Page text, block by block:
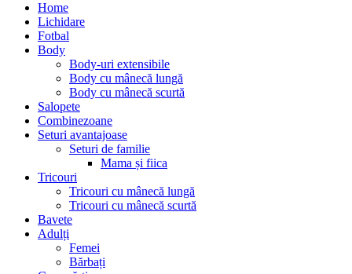
Home
Lichidare
Fotbal
Body
Body-uri extensibile
Body cu mânecă lungă
Body cu mânecă scurtă
Salopete
Combinezoane
Seturi avantajoase
Seturi de familie
Mama și fiica
Tricouri
Tricouri cu mânecă lungă
Tricouri cu mânecă scurtă
Bavete
Adulți
Femei
Bărbați